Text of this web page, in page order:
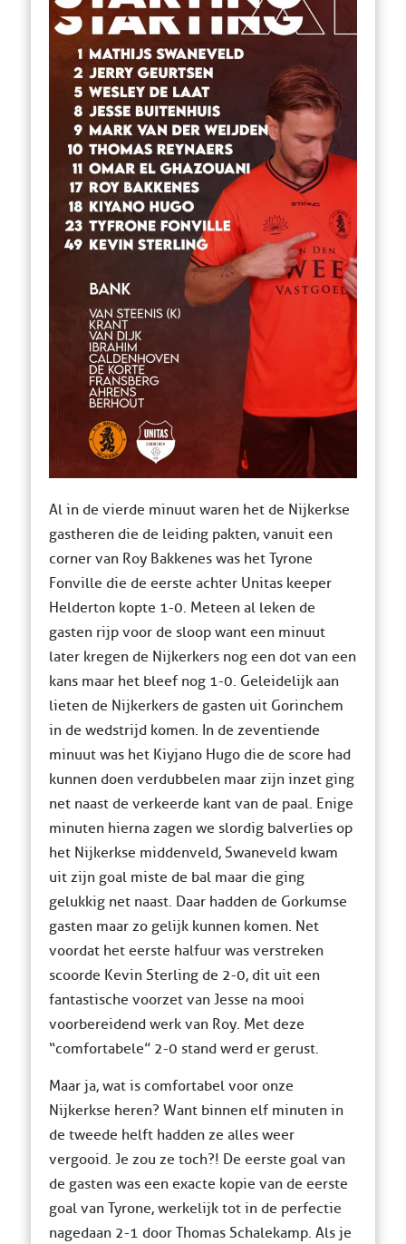
Al in de vierde minuut waren het de Nijkerkse
gastheren die de leiding pakten, vanuit een
corner van Roy Bakkenes was het Tyrone
Fonville die de eerste achter Unitas keeper
Helderton kopte 1-0. Meteen al leken de
gasten rijp voor de sloop want een minuut
later kregen de Nijkerkers nog een dot van een
kans maar het bleef nog 1-0. Geleidelijk aan
lieten de Nijkerkers de gasten uit Gorinchem
in de wedstrijd komen. In de zeventiende
minuut was het Kiyjano Hugo die de score had
kunnen doen verdubbelen maar zijn inzet ging
net naast de verkeerde kant van de paal. Enige
minuten hierna zagen we slordig balverlies op
het Nijkerkse middenveld, Swaneveld kwam
uit zijn goal miste de bal maar die ging
gelukkig net naast. Daar hadden de Gorkumse
gasten maar zo gelijk kunnen komen. Net
voordat het eerste halfuur was verstreken
scoorde Kevin Sterling de 2-0, dit uit een
fantastische voorzet van Jesse na mooi
voorbereidend werk van Roy. Met deze
“comfortabele” 2-0 stand werd er gerust.
Maar ja, wat is comfortabel voor onze
Nijkerkse heren? Want binnen elf minuten in
de tweede helft hadden ze alles weer
vergooid. Je zou ze toch?! De eerste goal van
de gasten was een exacte kopie van de eerste
goal van Tyrone, werkelijk tot in de perfectie
nagedaan 2-1 door Thomas Schalekamp. Als je